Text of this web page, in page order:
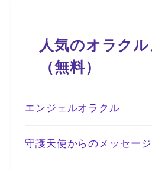
人気のオラク
（無料）
エンジェルオラクル
守護天使からのメッセージ